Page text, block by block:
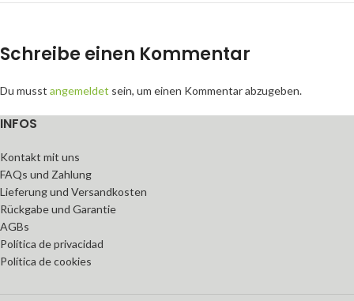
Schreibe einen Kommentar
Du musst angemeldet sein, um einen Kommentar abzugeben.
INFOS
Kontakt mit uns
FAQs und Zahlung
Lieferung und Versandkosten
Rückgabe und Garantie
AGBs
Política de privacidad
Política de cookies